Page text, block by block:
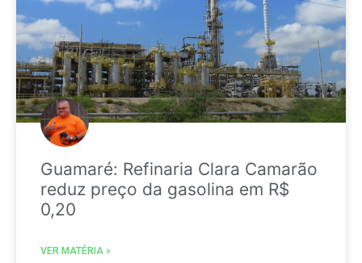
Guamaré: Refinaria Clara Camarão
reduz preço da gasolina em R$
0,20
VER MATÉRIA »